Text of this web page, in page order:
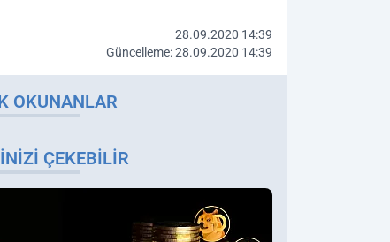
28.09.2020 14:39
Güncelleme: 28.09.2020 14:39
OKUNANLAR
ÇEKEBILIR